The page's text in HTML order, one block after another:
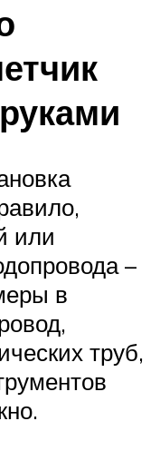
или
–
в
труб,